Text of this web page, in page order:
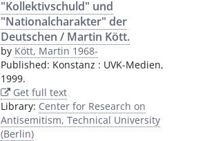
"Kollektivschuld" und
"Nationalcharakter" der
Deutschen / Martin Kött.
by Kött, Martin 1968-
Published: Konstanz : UVK-Medien,
1999.
Get full text
Library: Center for Research on
Antisemitism, Technical University
(Berlin)